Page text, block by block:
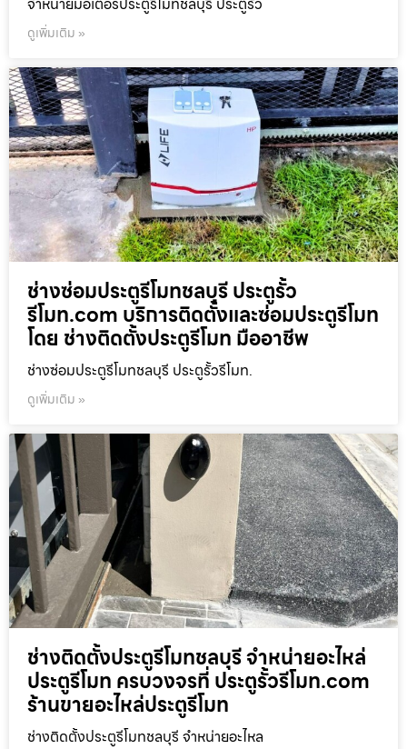
ดูเพิ่มเติม »
ช่างซ่อมประตูรีโมทชลบุรี ประตูรั้ว
รีโมท.com บริการติดตั้งและซ่อมประตูรีโมท
โดย ช่างติดตั้งประตูรีโมท มืออาชีพ
ช่างซ่อมประตูรีโมทชลบุรี ประตูรั้วรีโมท.
ดูเพิ่มเติม »
ช่างติดตั้งประตูรีโมทชลบุรี จำหน่ายอะไหล่
ประตูรีโมท ครบวงจรที่ ประตูรั้วรีโมท.com
ร้านขายอะไหล่ประตูรีโมท
ช่างติดตั้งประตูรีโมทชลบุรี จำหน่ายอะไหล